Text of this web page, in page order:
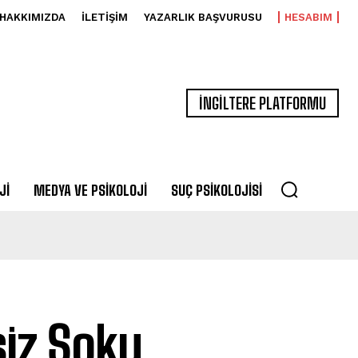
HAKKIMIZDA İLETIŞIM YAZARLIK BAŞVURUSU HESABIM
İNGİLTERE PLATFORMU
MEDYA VE PSIKOLOJI SUÇ PSIKOLOJISI
Şoku